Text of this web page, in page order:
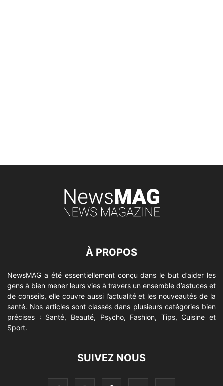
À PROPOS
NewsMAG a été essentiellement conçu dans le but d’aider les
gens à bien mener leurs vies à travers un ensemble d’astuces et
de conseils, elle couvre aussi l’actualité et les nouveautés de la
santé. Nos articles sont classés dans plusieurs catégories bien
précises : Santé, Beauté, Psycho, Fashion, Tips, Cuisine et
Sport.
SUIVEZ NOUS